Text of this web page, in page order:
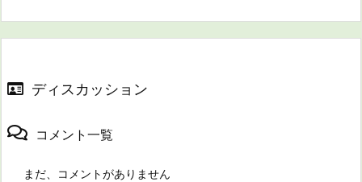
ディスカッション
コメント一覧
まだ、コメントがありません